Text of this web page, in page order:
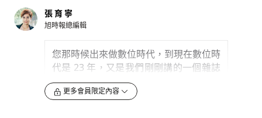
聊了，二方面是因為，我最近一直在思考
我過去這段時間在媒體這個行業的職涯路
家最多的一個行業。
0
檢舉留言
張育寧
旭時報總編輯
您那時候出來做數位時代，到現在數位時
代是 23 年，又是我們剛剛講的一個雜誌
多元化、蓬勃發展，媒體的變化非常大的
20 年。
更多會員限定內容
存為草稿 提交
規則說明